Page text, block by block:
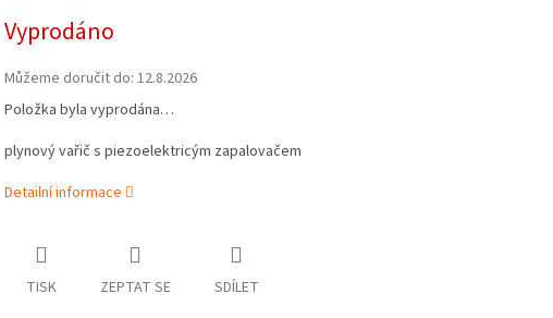
cena:
Vyprodáno
Můžeme doručit do: 12.8.2026
Položka byla vyprodána…
plynový vařič s piezoelektricým zapalovačem
Detailní informace
TISK ZEPTAT SE SDÍLET